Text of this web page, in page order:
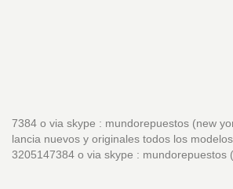
7384 o via skype : mundorepuestos (new
lancia nuevos y originales todos los
3205147384 o via skype : mundorepuestos